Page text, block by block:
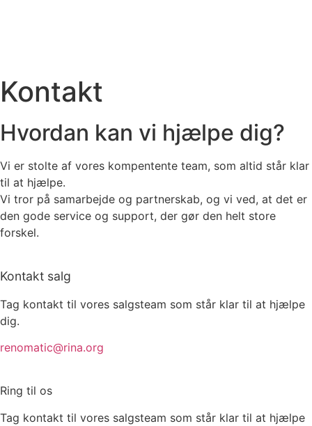
Kontakt
Hvordan kan vi hjælpe dig?
Vi er stolte af vores kompentente team, som altid står klar
til at hjælpe.
Vi tror på samarbejde og partnerskab, og vi ved, at det er
den gode service og support, der gør den helt store
forskel.
Kontakt salg
Tag kontakt til vores salgsteam som står klar til at hjælpe
dig.
renomatic@rina.org
Ring til os
Tag kontakt til vores salgsteam som står klar til at hjælpe